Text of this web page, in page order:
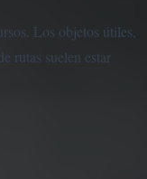
Los objetos útiles,
rutas suelen estar